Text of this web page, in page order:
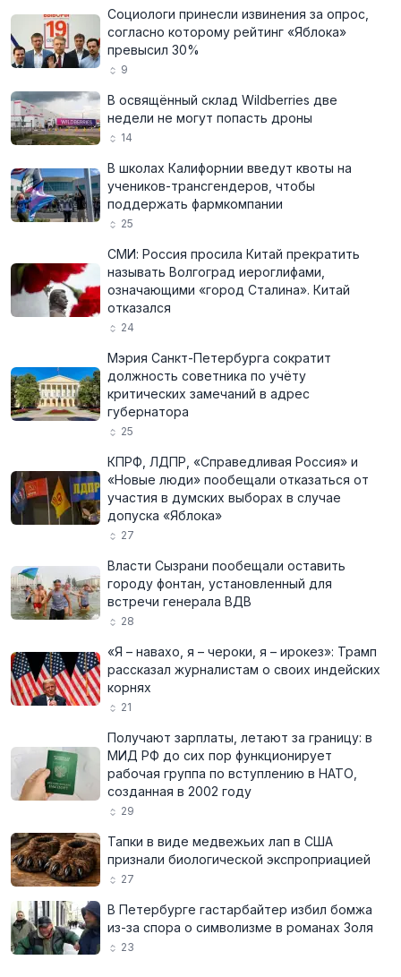
Социологи принесли извинения за опрос,
согласно которому рейтинг «Яблока»
превысил 30%
9
В освящённый склад Wildberries две
недели не могут попасть дроны
14
В школах Калифорнии введут квоты на
учеников-трансгендеров, чтобы
поддержать фармкомпании
25
СМИ: Россия просила Китай прекратить
называть Волгоград иероглифами,
означающими «город Сталина». Китай
отказался
24
Мэрия Санкт-Петербурга сократит
должность советника по учёту
критических замечаний в адрес
губернатора
25
КПРФ, ЛДПР, «Справедливая Россия» и
«Новые люди» пообещали отказаться от
участия в думских выборах в случае
допуска «Яблока»
27
Власти Сызрани пообещали оставить
городу фонтан, установленный для
встречи генерала ВДВ
28
«Я – навахо, я – чероки, я – ирокез»: Трамп
рассказал журналистам о своих индейских
корнях
21
Получают зарплаты, летают за границу: в
МИД РФ до сих пор функционирует
рабочая группа по вступлению в НАТО,
созданная в 2002 году
29
Тапки в виде медвежьих лап в США
признали биологической экспроприацией
27
В Петербурге гастарбайтер избил бомжа
из-за спора о символизме в романах Золя
23